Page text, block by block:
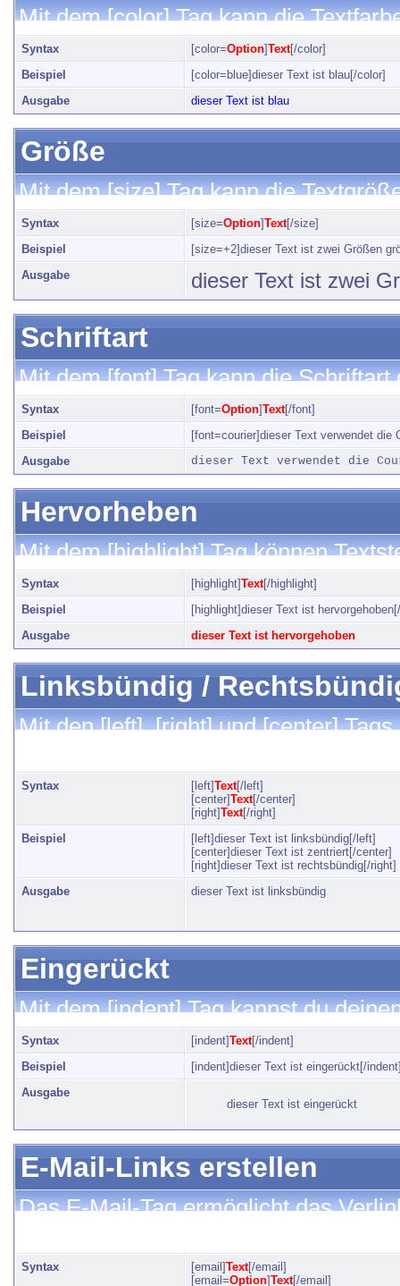
Mit dem [color] Tag kann die
Syntax [color=Option]Text[/color]
Beispiel
[color=blue]dieser Text ist blau[/color]
Ausgabe
dieser Text ist blau
Größe
Mit dem [size] Tag kann die
Syntax [size=Option]Text[/size]
Beispiel
[size=+2]dieser Text ist zwei Größen
Ausgabe
dieser Text ist zwei
Schriftart
Mit dem [font] Tag kann die
Syntax [font=Option]Text[/font]
Beispiel
[font=courier]dieser Text verwendet die
Ausgabe
dieser Text verwendet die
Hervorheben
Mit dem [highlight] Tag können
Syntax [highlight]Text[/highlight]
Beispiel
[highlight]dieser Text ist
Ausgabe
dieser Text ist hervorgehoben
Linksbündig /
Mit den [left], [right] und [center]
Syntax [left]Text[/left]
[center]Text[/center]
[right]Text[/right]
Beispiel
[left]dieser Text ist linksbündig[/left]
[center]dieser Text ist zentriert[/center]
[right]dieser Text ist rechtsbündig[/right]
Ausgabe
dieser Text ist linksbündig
Eingerückt
Mit dem [indent] Tag kannst du
Syntax [indent]Text[/indent]
Beispiel
[indent]dieser Text ist eingerückt[/
Ausgabe
dieser Text ist eingerückt
E-Mail-Links erstellen
Das E-Mail-Tag ermöglicht das
Syntax [email]Text[/email]
[email=Option]Text[/email]